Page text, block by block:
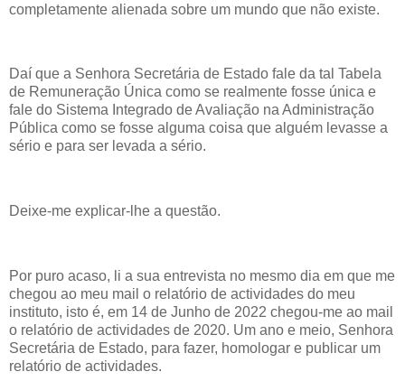
completamente alienada sobre um mundo que não existe.
Daí que a Senhora Secretária de Estado fale da tal Tabela
de Remuneração Única como se realmente fosse única e
fale do Sistema Integrado de Avaliação na Administração
Pública como se fosse alguma coisa que alguém levasse a
sério e para ser levada a sério.
Deixe-me explicar-lhe a questão.
Por puro acaso, li a sua entrevista no mesmo dia em que me
chegou ao meu mail o relatório de actividades do meu
instituto, isto é, em 14 de Junho de 2022 chegou-me ao mail
o relatório de actividades de 2020. Um ano e meio, Senhora
Secretária de Estado, para fazer, homologar e publicar um
relatório de actividades.